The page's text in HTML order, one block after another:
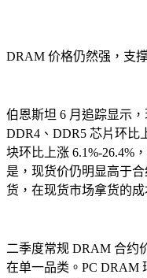
DRAM 价格仍然强，支
伯恩斯坦 6 月追踪显示
DDR4、DDR5 芯片环比
块环比上涨 6.1%-26.4%
是，现货价仍明显高于
货，在现货市场拿货的成
二季度常规 DRAM 合约
在单一品类。PC DRAM